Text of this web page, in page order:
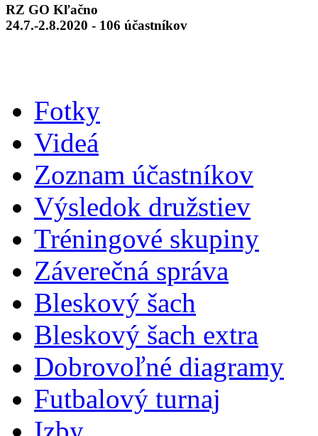
RZ GO Kľačno
24.7.-2.8.2020 - 106 účastníkov
Fotky
Videá
Zoznam účastníkov
Výsledok družstiev
Tréningové skupiny
Záverečná správa
Bleskový šach
Bleskový šach extra
Dobrovoľné diagramy
Futbalový turnaj